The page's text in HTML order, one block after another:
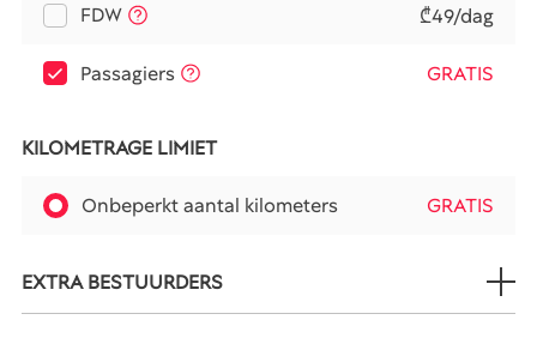
FDW ₾49/dag
Passagiers GRATIS
KILOMETRAGE LIMIET
Onbeperkt aantal kilometers GRATIS
EXTRA BESTUURDERS